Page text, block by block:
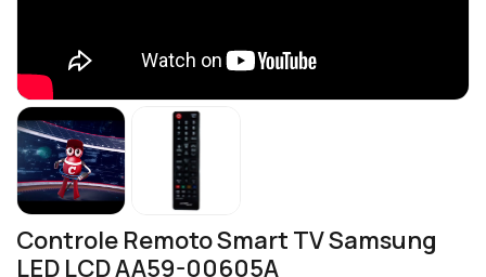
Controle Remoto Smart TV Samsung
LED LCD AA59-00605A